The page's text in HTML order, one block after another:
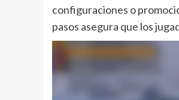
configuraciones o
pasos asegura que los